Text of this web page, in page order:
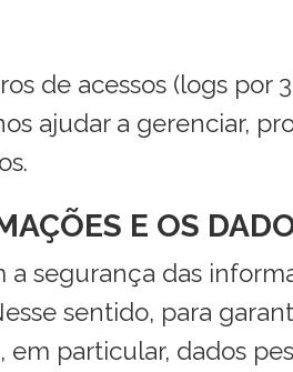
de acessos (logs
ajudar a gerenciar,
E OS
a segurança das
sentido, para
particular, dados